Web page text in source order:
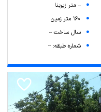
-- متر زیربنا
160 متر زمین
سال ساخت --
شماره طبقه: --